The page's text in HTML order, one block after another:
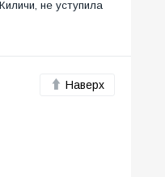
не уступила
Наверх